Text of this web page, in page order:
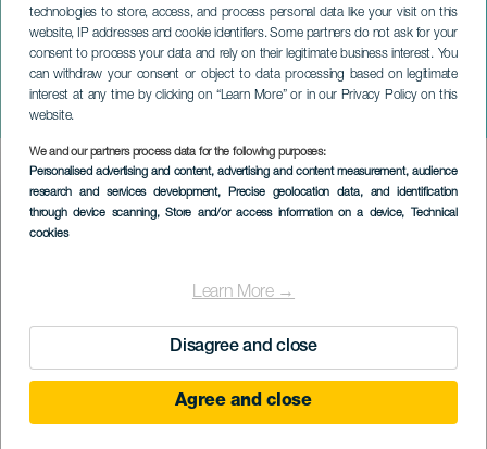
technologies to store, access, and process personal data like your visit on this
website, IP addresses and cookie identifiers. Some partners do not ask for your
consent to process your data and rely on their legitimate business interest. You
can withdraw your consent or object to data processing based on legitimate
interest at any time by clicking on “Learn More” or in our Privacy Policy on this
website.
We and our partners process data for the following purposes:
Personalised advertising and content, advertising and content measurement, audience
research and services development, Precise geolocation data, and identification
through device scanning, Store and/or access information on a device, Technical
cookies
Learn More →
Disagree and close
Agree and close
Lanzarote Wine Run
LANZAROTE
Imagen
Listado